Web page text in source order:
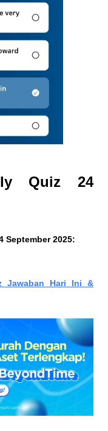
Quiz 24
September 2025:
Jawaban Hari Ini &